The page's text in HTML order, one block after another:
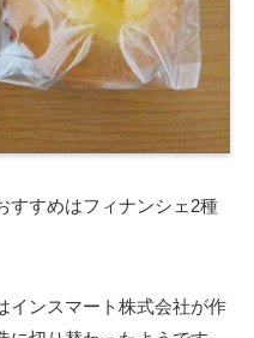
すすめはフィナンシェ2種
インスマート株式会社が作